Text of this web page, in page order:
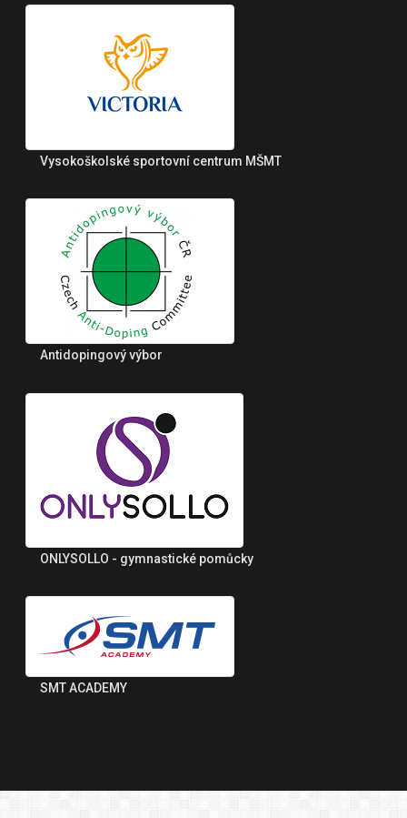
Vysokoškolské sportovní centrum MŠMT
Antidopingový výbor
ONLYSOLLO - gymnastické pomůcky
SMT ACADEMY